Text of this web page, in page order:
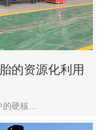
的资源化利用
的硬核…